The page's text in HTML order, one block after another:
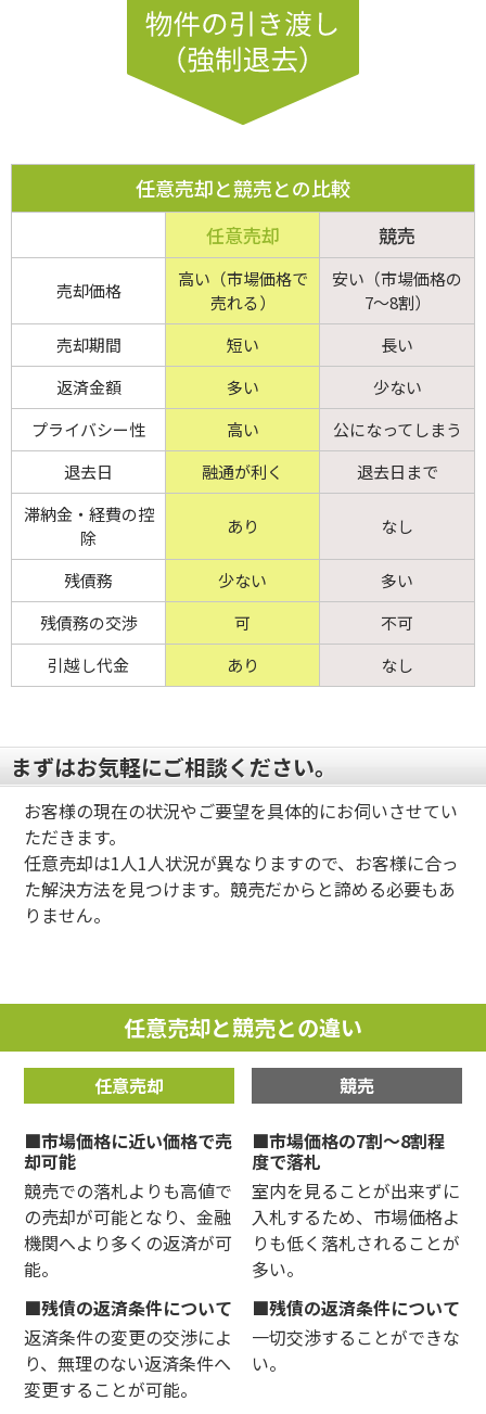
任意売却と競売との比較
任意売却 競売
売却価格
高い（市場価格で
売れる）
安い（市場価格の
7～8割）
売却期間
短い
長い
返済金額
多い
少ない
プライバシー性
高い
公になってしまう
退去日
融通が利く
退去日まで
滞納金・経費の控
除
あり なし
残債務 少ない
多い
残債務の交渉
可
不可
引越し代金
あり なし
まずはお気軽にご相談ください。
お客様の現在の状況やご要望を具体的にお伺いさせてい
ただきます。
任意売却は1人1人状況が異なりますので、お客様に合っ
た解決方法を見つけます。競売だからと諦める必要もあ
りません。
任意売却と競売との違い
任意売却 競売
市場価格に近い価格で売
却可能
競売での落札よりも高値で
の売却が可能となり、金融
機関へより多くの返済が可
能。
市場価格の7割～8割程
度で落札
室内を見ることが出来ずに
入札するため、市場価格よ
りも低く落札されることが
多い。
残債の返済条件について
返済条件の変更の交渉によ
り、無理のない返済条件へ
変更することが可能。
残債の返済条件について
一切交渉することができな
い。